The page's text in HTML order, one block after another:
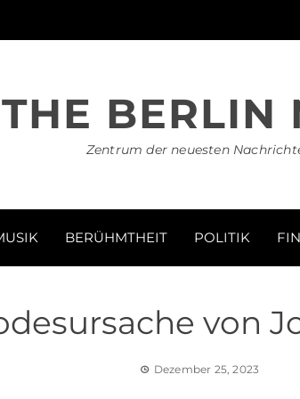
THE BERLIN
Zentrum der neuesten
BERÜHMTHEIT POLITIK
von
Dezember 25, 2023